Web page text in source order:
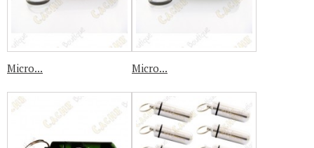
Micro... Micro...